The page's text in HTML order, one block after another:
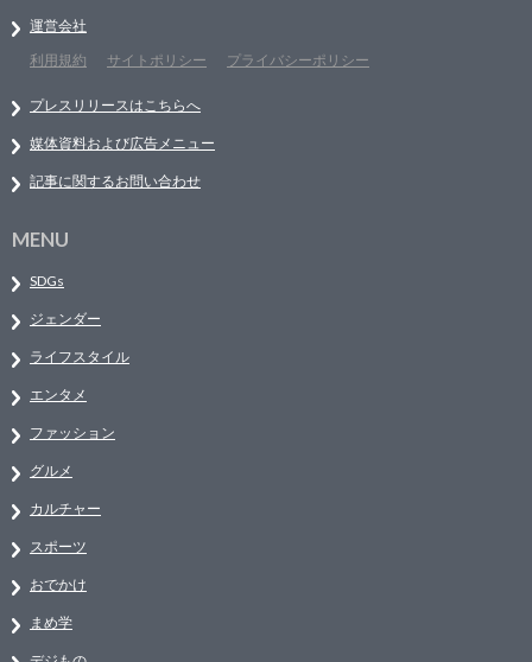
運営会社
利用規約
サイトポリシー プライバシーポリシー
プレスリリースはこちらへ
媒体資料および広告メニュー
記事に関するお問い合わせ
MENU
SDGs
ジェンダー
ライフスタイル
エンタメ
ファッション
グルメ
カルチャー
スポーツ
おでかけ
まめ学